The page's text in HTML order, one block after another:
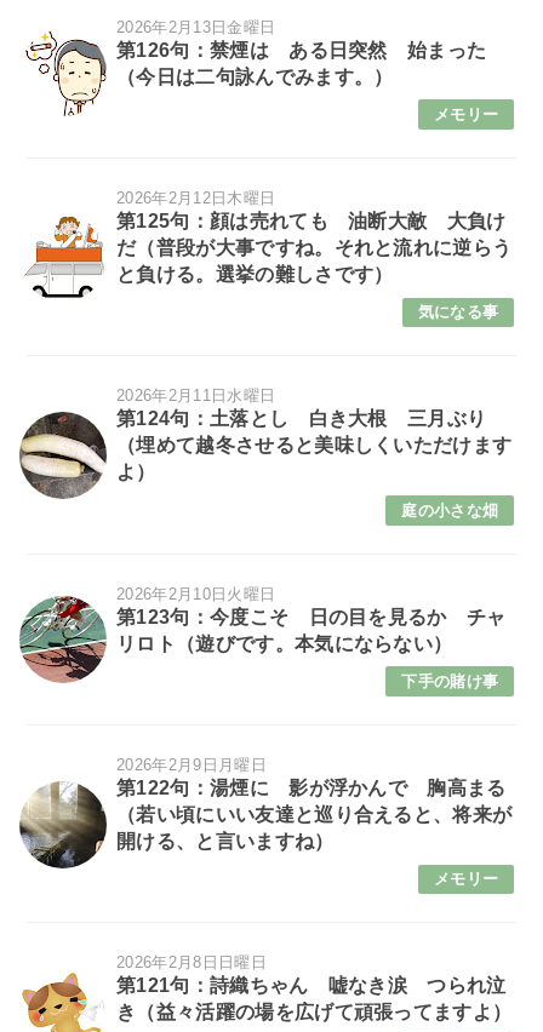
2026年2月13日金曜日
第126句：禁煙は ある日突然 始まった
（今日は二句詠んでみます。）
メモリー
2026年2月12日木曜日
第125句：顔は売れても 油断大敵 大負け
だ（普段が大事ですね。それと流れに逆らう
と負ける。選挙の難しさです）
気になる事
2026年2月11日水曜日
第124句：土落とし 白き大根 三月ぶり
（埋めて越冬させると美味しくいただけます
よ）
庭の小さな畑
2026年2月10日火曜日
第123句：今度こそ 日の目を見るか チャ
リロト（遊びです。本気にならない）
下手の賭け事
2026年2月9日月曜日
第122句：湯煙に 影が浮かんで 胸高まる
（若い頃にいい友達と巡り合えると、将来が
開ける、と言いますね）
メモリー
2026年2月8日日曜日
第121句：詩織ちゃん 嘘なき涙 つられ泣
き（益々活躍の場を広げて頑張ってますよ）